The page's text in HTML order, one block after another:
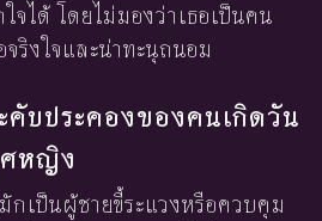
ได้ โดยไม่มองว่าเธอเป็นคน
จริงใจและน่าทะนุถนอม
บประคองของคนเกิดวัน
หญิง
กเป็นผู้ชายขี้ระแวงหรือควบคุม